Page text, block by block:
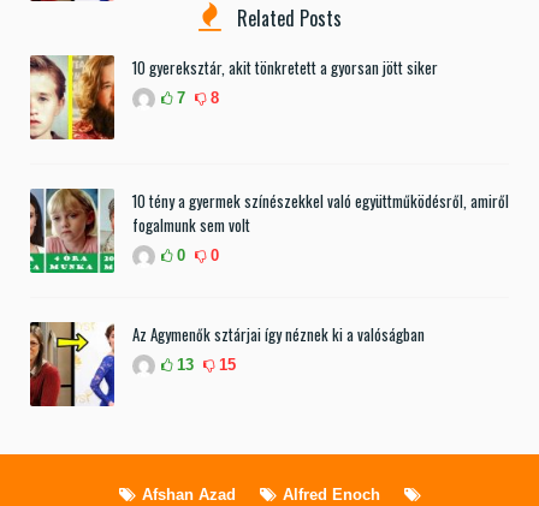
Related Posts
10 gyereksztár, akit tönkretett a gyorsan jött siker
7 8
10 tény a gyermek színészekkel való együttműködésről, amiről
fogalmunk sem volt
0 0
Az Agymenők sztárjai így néznek ki a valóságban
13 15
Afshan Azad Alfred Enoch